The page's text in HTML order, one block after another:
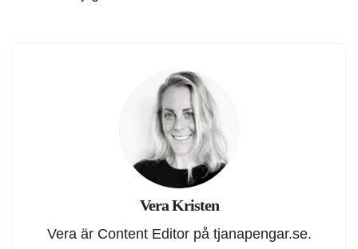
Vera Kristen
Vera är Content Editor på tjanapengar.se.